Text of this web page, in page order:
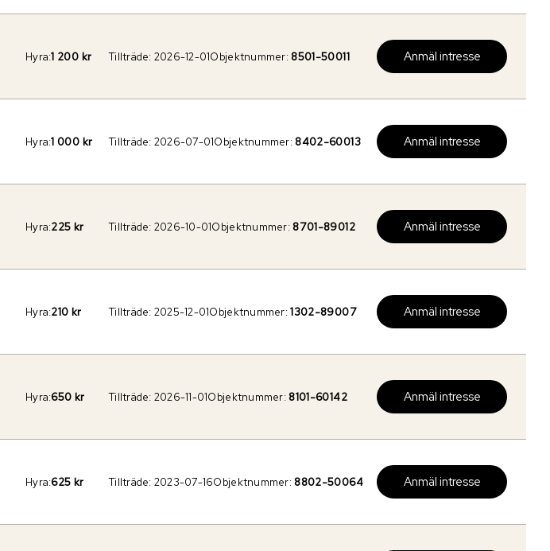
Hyra:1 200 kr Tillträde: 2026-12-01Objektnummer: 8501-50011 Anmäl intresse
Hyra:1 000 kr Tillträde: 2026-07-01Objektnummer: 8402-60013 Anmäl intresse
Hyra:225 kr Tillträde: 2026-10-01Objektnummer: 8701-89012 Anmäl intresse
Hyra:210 kr Tillträde: 2025-12-01Objektnummer:1302-89007 Anmäl intresse
Hyra:650 kr Tillträde: 2026-11-01Objektnummer: 8101-60142 Anmäl intresse
Hyra:625 kr Tillträde: 2023-07-16Objektnummer: 8802-50064 Anmäl intresse